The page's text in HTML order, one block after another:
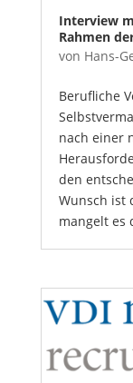
Interview
Rahmen
von Hans-
Berufliche
nach einer
den
Wunsch ist
mangelt es